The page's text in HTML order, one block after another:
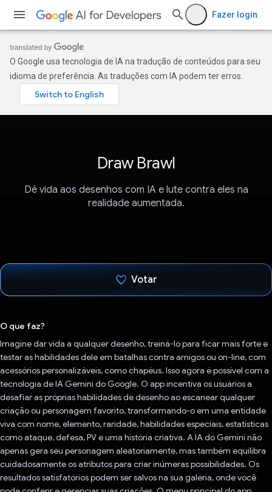
Fazer login
O Google usa tecnologia de IA na tradução de conteúdos para seu
idioma de preferência. As traduções com IA podem ter erros.
Draw Brawl
Dê vida aos desenhos com IA e lute contra eles na
realidade aumentada.
Votar
O que faz?
Imagine dar vida a qualquer desenho, treiná-lo para ficar mais forte e
testar as habilidades dele em batalhas contra amigos ou on-line, com
acessórios personalizáveis, como chapéus. Isso agora é possível com a
tecnologia de IA Gemini do Google. O app incentiva os usuários a
desafiar as próprias habilidades de desenho ao escanear qualquer
criação ou personagem favorito, transformando-o em uma entidade
viva com nome, elemento, raridade, habilidades especiais, estatísticas
como ataque, defesa, PV e uma história criativa. A IA do Gemini não
apenas gera seu personagem aleatoriamente, mas também equilibra
cuidadosamente os atributos para criar inúmeras possibilidades. Os
resultados satisfatórios podem ser salvos na sua galeria, onde você